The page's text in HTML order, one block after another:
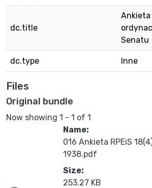
dc.title
Senatu
dc.type Inne
Files
Original bundle
Now showing 1 - 1 of 1
Name:
016 Ankieta RPEiS
1938.pdf
Size:
253.27 KB